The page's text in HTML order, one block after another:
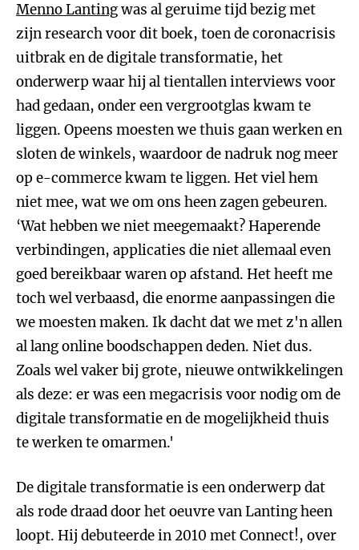
Menno Lantingwas al geruime tijd bezig met
zijn research voor dit boek, toen de coronacrisis
uitbrak en de digitale transformatie, het
onderwerp waar hij al tientallen interviews voor
had gedaan, onder een vergrootglas kwam te
liggen. Opeens moesten we thuis gaan werken en
sloten de winkels, waardoor de nadruk nog meer
op e-commerce kwam te liggen. Het viel hem
niet mee, wat we om ons heen zagen gebeuren.
‘Wat hebben we niet meegemaakt? Haperende
verbindingen, applicaties die niet allemaal even
goed bereikbaar waren op afstand. Het heeft me
toch wel verbaasd, die enorme aanpassingen die
we moesten maken. Ik dacht dat we met z'n allen
al lang online boodschappen deden. Niet dus.
Zoals wel vaker bij grote, nieuwe ontwikkelingen
als deze: er was een megacrisis voor nodig om de
digitale transformatie en de mogelijkheid thuis
te werken te omarmen.'
De digitale transformatie is een onderwerp dat
als rode draad door het oeuvre van Lanting heen
loopt. Hij debuteerde in 2010 met Connect!, over